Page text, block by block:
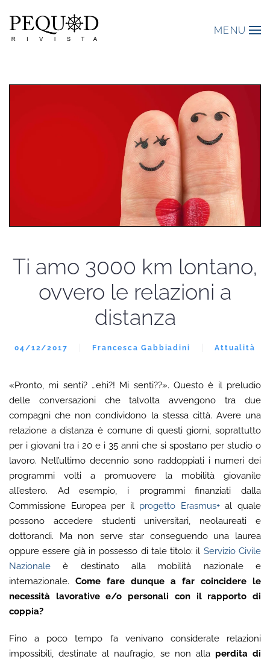
MENU
Ti amo 3000 km lontano,
ovvero le relazioni a
distanza
04/12/2017 Francesca Gabbiadini Attualità
«Pronto, mi senti? …ehi?! Mi senti??». Questo è il preludio
delle conversazioni che talvolta avvengono tra due
compagni che non condividono la stessa città. Avere una
relazione a distanza è comune di questi giorni, soprattutto
per i giovani tra i 20 e i 35 anni che si spostano per studio o
lavoro. Nell’ultimo decennio sono raddoppiati i numeri dei
programmi volti a promuovere la mobilità giovanile
all’estero. Ad esempio, i programmi finanziati dalla
Commissione Europea per il progetto Erasmus+al quale
possono accedere studenti universitari, neolaureati e
dottorandi. Ma non serve star conseguendo una laurea
oppure essere già in possesso di tale titolo: il Servizio Civile
Nazionale è destinato alla mobilità nazionale e
internazionale. Come fare dunque a far coincidere le
necessità lavorative e/o personali con il rapporto di
coppia?
Fino a poco tempo fa venivano considerate relazioni
impossibili, destinate al naufragio, se non alla perdita di